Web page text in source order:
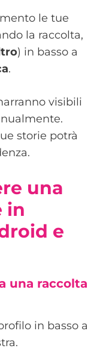
le tue
la raccolta,
) in basso a
.
visibili
storie potrà
una
in
e
una raccolta
in basso a